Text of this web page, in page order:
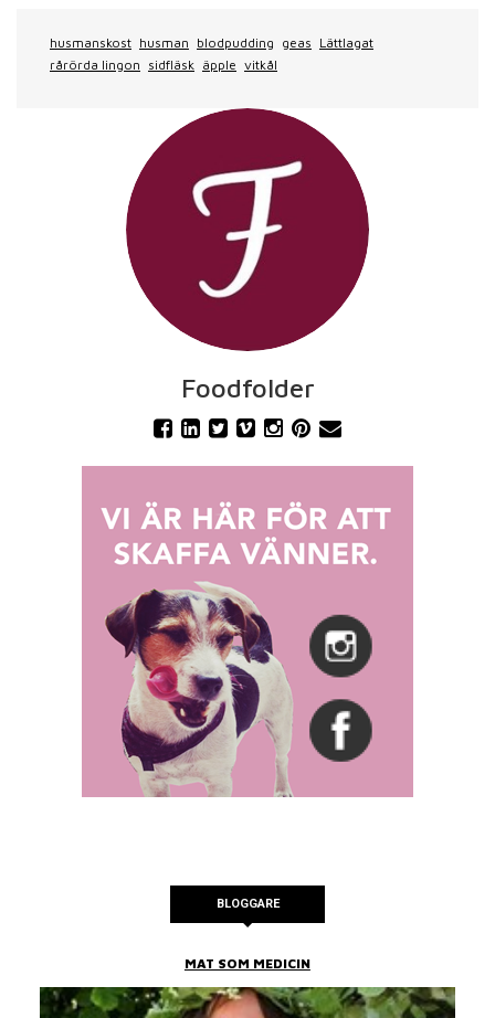
husmanskost husman blodpudding geas Lättlagat
rårörda lingon sidfläsk äpple vitkål
Foodfolder
BLOGGARE
MAT SOM MEDICIN